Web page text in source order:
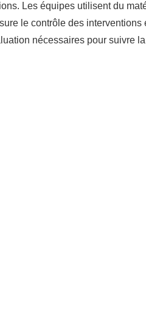
Les équipes utilisent du
le contrôle des
nécessaires pour suivre